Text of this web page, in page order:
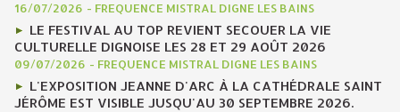
16/07/2026 - FREQUENCE MISTRAL DIGNE LES BAINS
LE FESTIVAL AU TOP REVIENT SECOUER LA VIE
CULTURELLE DIGNOISE LES 28 ET 29 AOÛT 2026
09/07/2026 - FREQUENCE MISTRAL DIGNE LES BAINS
L'EXPOSITION JEANNE D'ARC À LA CATHÉDRALE SAINT
JÉRÔME EST VISIBLE JUSQU'AU 30 SEPTEMBRE 2026.